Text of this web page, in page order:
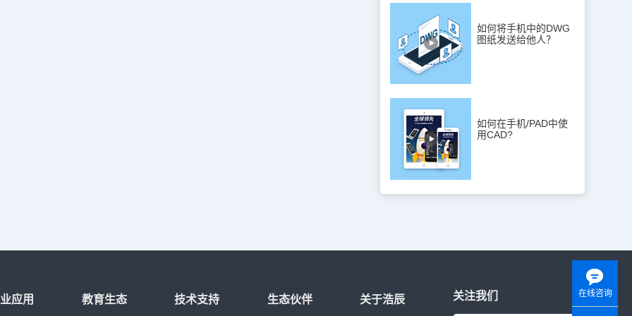
如何将手机中的DWG
图纸发送给他人？
如何在手机/PAD中使
用CAD?
应用 教育生态 技术支持 生态伙伴 关于浩辰 关注我们 在线咨询